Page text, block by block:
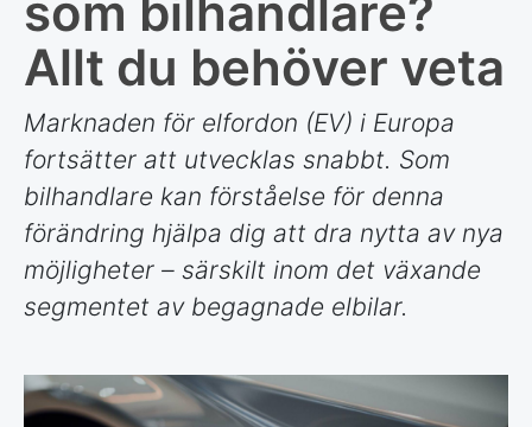
som bilhandlare?
Allt du behöver veta
Marknaden för elfordon (EV) i Europa
fortsätter att utvecklas snabbt. Som
bilhandlare kan förståelse för denna
förändring hjälpa dig att dra nytta av nya
möjligheter – särskilt inom det växande
segmentet av begagnade elbilar.